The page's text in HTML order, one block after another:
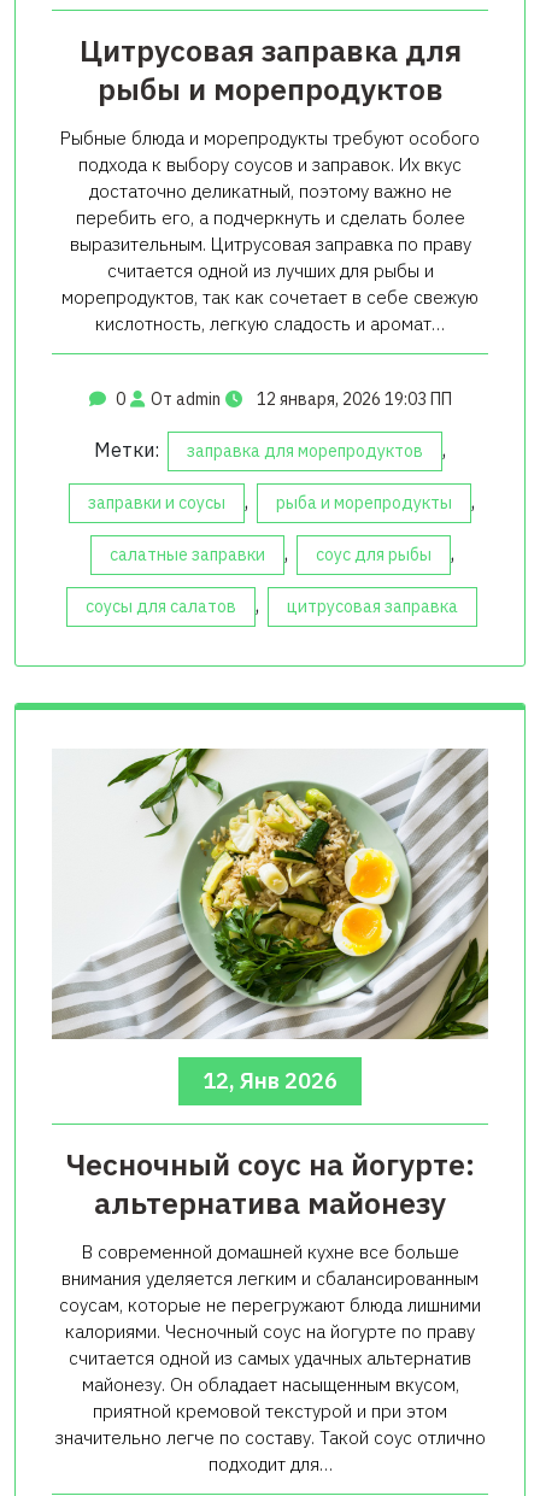
Цитрусовая заправка для
рыбы и морепродуктов
Рыбные блюда и морепродукты требуют особого
подхода к выбору соусов и заправок. Их вкус
достаточно деликатный, поэтому важно не
перебить его, а подчеркнуть и сделать более
выразительным. Цитрусовая заправка по праву
считается одной из лучших для рыбы и
морепродуктов, так как сочетает в себе свежую
кислотность, легкую сладость и аромат…
0 От admin 12 января, 2026 19:03 ПП
Метки: заправка для морепродуктов ,
заправки и соусы , рыба и морепродукты ,
салатные заправки , соус для рыбы ,
соусы для салатов , цитрусовая заправка
12, Янв 2026
Чесночный соус на йогурте:
альтернатива майонезу
В современной домашней кухне все больше
внимания уделяется легким и сбалансированным
соусам, которые не перегружают блюда лишними
калориями. Чесночный соус на йогурте по праву
считается одной из самых удачных альтернатив
майонезу. Он обладает насыщенным вкусом,
приятной кремовой текстурой и при этом
значительно легче по составу. Такой соус отлично
подходит для…